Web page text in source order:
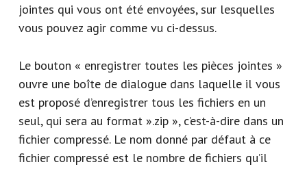
jointes qui vous ont été envoyées, sur lesquelles
vous pouvez agir comme vu ci-dessus.
Le bouton « enregistrer toutes les pièces jointes »
ouvre une boîte de dialogue dans laquelle il vous
est proposé d’enregistrer tous les fichiers en un
seul, qui sera au format ».zip », c’est-à-dire dans un
fichier compressé. Le nom donné par défaut à ce
fichier compressé est le nombre de fichiers qu’il